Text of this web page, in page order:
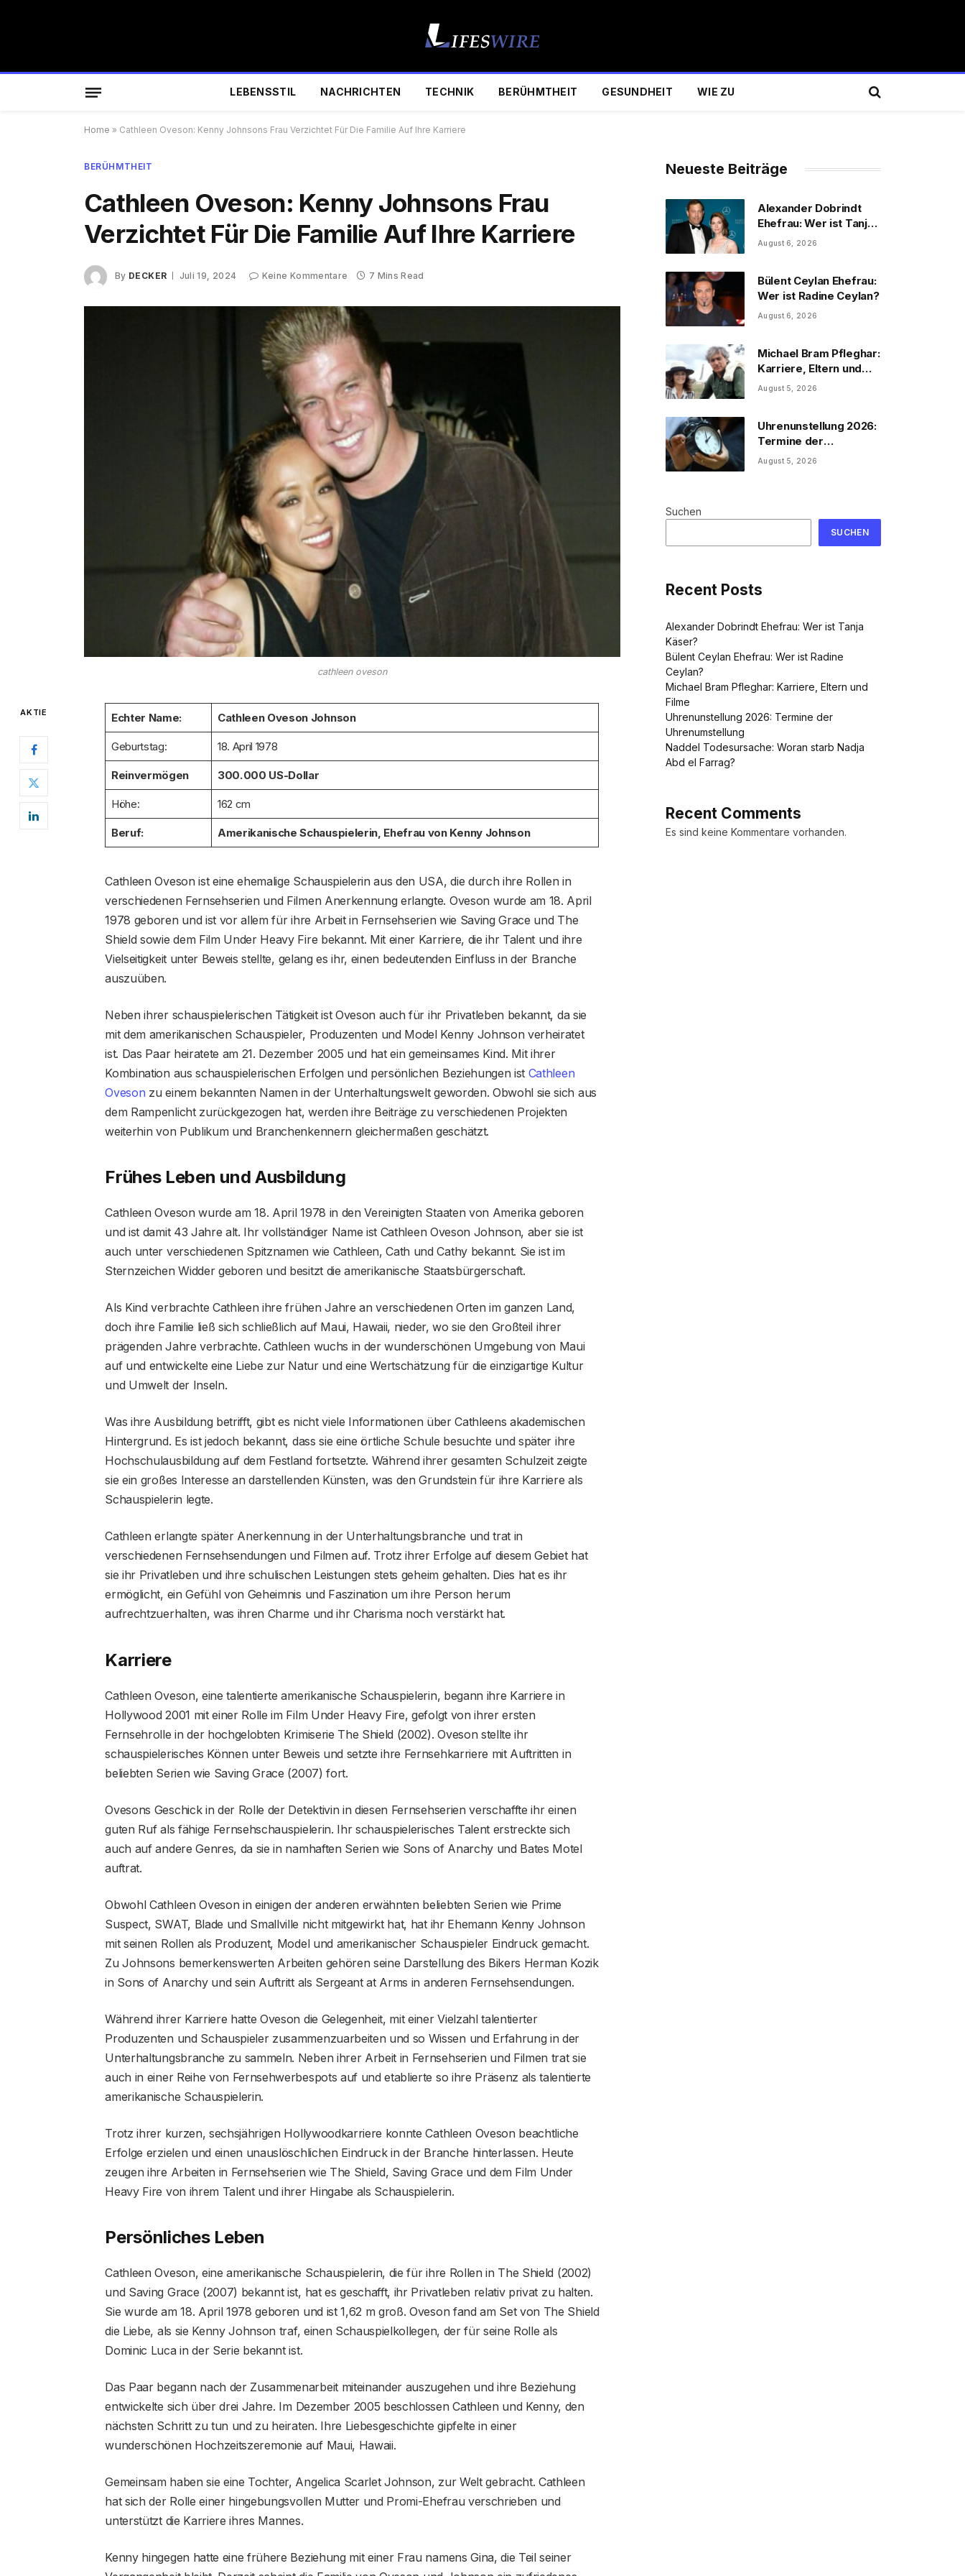
LEBENSSTIL NACHRICHTEN TECHNIK BERÜHMTHEIT GESUNDHEIT WIE ZU
Home » Cathleen Oveson: Kenny Johnsons Frau Verzichtet Für Die Familie Auf Ihre Karriere
BERÜHMTHEIT
Cathleen Oveson: Kenny Johnsons Frau
Verzichtet Für Die Familie Auf Ihre Karriere
By DECKER Juli 19, 2024 Keine Kommentare 7 Mins Read
cathleen oveson
AKTIE Echter Name: Cathleen Oveson Johnson
Geburtstag: 18. April 1978
Reinvermögen 300.000 US-Dollar
Höhe: 162 cm
Beruf: Amerikanische Schauspielerin, Ehefrau von Kenny Johnson
Cathleen Oveson ist eine ehemalige Schauspielerin aus den USA, die durch ihre Rollen in
verschiedenen Fernsehserien und Filmen Anerkennung erlangte. Oveson wurde am 18. April
1978 geboren und ist vor allem für ihre Arbeit in Fernsehserien wie Saving Grace und The
Shield sowie dem Film Under Heavy Fire bekannt. Mit einer Karriere, die ihr Talent und ihre
Vielseitigkeit unter Beweis stellte, gelang es ihr, einen bedeutenden Einfluss in der Branche
auszuüben.
Neben ihrer schauspielerischen Tätigkeit ist Oveson auch für ihr Privatleben bekannt, da sie
mit dem amerikanischen Schauspieler, Produzenten und Model Kenny Johnson verheiratet
ist. Das Paar heiratete am 21. Dezember 2005 und hat ein gemeinsames Kind. Mit ihrer
Kombination aus schauspielerischen Erfolgen und persönlichen Beziehungen ist Cathleen
Oveson zu einem bekannten Namen in der Unterhaltungswelt geworden. Obwohl sie sich aus
dem Rampenlicht zurückgezogen hat, werden ihre Beiträge zu verschiedenen Projekten
weiterhin von Publikum und Branchenkennern gleichermaßen geschätzt.
Frühes Leben und Ausbildung
Cathleen Oveson wurde am 18. April 1978 in den Vereinigten Staaten von Amerika geboren
und ist damit 43 Jahre alt. Ihr vollständiger Name ist Cathleen Oveson Johnson, aber sie ist
auch unter verschiedenen Spitznamen wie Cathleen, Cath und Cathy bekannt. Sie ist im
Sternzeichen Widder geboren und besitzt die amerikanische Staatsbürgerschaft.
Als Kind verbrachte Cathleen ihre frühen Jahre an verschiedenen Orten im ganzen Land,
doch ihre Familie ließ sich schließlich auf Maui, Hawaii, nieder, wo sie den Großteil ihrer
prägenden Jahre verbrachte. Cathleen wuchs in der wunderschönen Umgebung von Maui
auf und entwickelte eine Liebe zur Natur und eine Wertschätzung für die einzigartige Kultur
und Umwelt der Inseln.
Was ihre Ausbildung betrifft, gibt es nicht viele Informationen über Cathleens akademischen
Hintergrund. Es ist jedoch bekannt, dass sie eine örtliche Schule besuchte und später ihre
Hochschulausbildung auf dem Festland fortsetzte. Während ihrer gesamten Schulzeit zeigte
sie ein großes Interesse an darstellenden Künsten, was den Grundstein für ihre Karriere als
Schauspielerin legte.
Cathleen erlangte später Anerkennung in der Unterhaltungsbranche und trat in
verschiedenen Fernsehsendungen und Filmen auf. Trotz ihrer Erfolge auf diesem Gebiet hat
sie ihr Privatleben und ihre schulischen Leistungen stets geheim gehalten. Dies hat es ihr
ermöglicht, ein Gefühl von Geheimnis und Faszination um ihre Person herum
aufrechtzuerhalten, was ihren Charme und ihr Charisma noch verstärkt hat.
Karriere
Cathleen Oveson, eine talentierte amerikanische Schauspielerin, begann ihre Karriere in
Hollywood 2001 mit einer Rolle im Film Under Heavy Fire, gefolgt von ihrer ersten
Fernsehrolle in der hochgelobten Krimiserie The Shield (2002). Oveson stellte ihr
schauspielerisches Können unter Beweis und setzte ihre Fernsehkarriere mit Auftritten in
beliebten Serien wie Saving Grace (2007) fort.
Ovesons Geschick in der Rolle der Detektivin in diesen Fernsehserien verschaffte ihr einen
guten Ruf als fähige Fernsehschauspielerin. Ihr schauspielerisches Talent erstreckte sich
auch auf andere Genres, da sie in namhaften Serien wie Sons of Anarchy und Bates Motel
auftrat.
Obwohl Cathleen Oveson in einigen der anderen erwähnten beliebten Serien wie Prime
Suspect, SWAT, Blade und Smallville nicht mitgewirkt hat, hat ihr Ehemann Kenny Johnson
mit seinen Rollen als Produzent, Model und amerikanischer Schauspieler Eindruck gemacht.
Zu Johnsons bemerkenswerten Arbeiten gehören seine Darstellung des Bikers Herman Kozik
in Sons of Anarchy und sein Auftritt als Sergeant at Arms in anderen Fernsehsendungen.
Während ihrer Karriere hatte Oveson die Gelegenheit, mit einer Vielzahl talentierter
Produzenten und Schauspieler zusammenzuarbeiten und so Wissen und Erfahrung in der
Unterhaltungsbranche zu sammeln. Neben ihrer Arbeit in Fernsehserien und Filmen trat sie
auch in einer Reihe von Fernsehwerbespots auf und etablierte so ihre Präsenz als talentierte
amerikanische Schauspielerin.
Trotz ihrer kurzen, sechsjährigen Hollywoodkarriere konnte Cathleen Oveson beachtliche
Erfolge erzielen und einen unauslöschlichen Eindruck in der Branche hinterlassen. Heute
zeugen ihre Arbeiten in Fernsehserien wie The Shield, Saving Grace und dem Film Under
Heavy Fire von ihrem Talent und ihrer Hingabe als Schauspielerin.
Persönliches Leben
Cathleen Oveson, eine amerikanische Schauspielerin, die für ihre Rollen in The Shield (2002)
und Saving Grace (2007) bekannt ist, hat es geschafft, ihr Privatleben relativ privat zu halten.
Sie wurde am 18. April 1978 geboren und ist 1,62 m groß. Oveson fand am Set von The Shield
die Liebe, als sie Kenny Johnson traf, einen Schauspielkollegen, der für seine Rolle als
Dominic Luca in der Serie bekannt ist.
Das Paar begann nach der Zusammenarbeit miteinander auszugehen und ihre Beziehung
entwickelte sich über drei Jahre. Im Dezember 2005 beschlossen Cathleen und Kenny, den
nächsten Schritt zu tun und zu heiraten. Ihre Liebesgeschichte gipfelte in einer
wunderschönen Hochzeitszeremonie auf Maui, Hawaii.
Gemeinsam haben sie eine Tochter, Angelica Scarlet Johnson, zur Welt gebracht. Cathleen
hat sich der Rolle einer hingebungsvollen Mutter und Promi-Ehefrau verschrieben und
unterstützt die Karriere ihres Mannes.
Kenny hingegen hatte eine frühere Beziehung mit einer Frau namens Gina, die Teil seiner
Neueste Beiträge
Alexander Dobrindt
Ehefrau: Wer ist Tanja
Käser?
August 6, 2026
Bülent Ceylan Ehefrau:
Wer ist Radine Ceylan?
August 6, 2026
Michael Bram Pfleghar:
Karriere, Eltern und
Filme
August 5, 2026
Uhrenunstellung 2026:
Termine der
Uhrenumstellung
August 5, 2026
Suchen
SUCHEN
Recent Posts
Alexander Dobrindt Ehefrau: Wer ist Tanja
Käser?
Bülent Ceylan Ehefrau: Wer ist Radine
Ceylan?
Michael Bram Pfleghar: Karriere, Eltern und
Filme
Uhrenunstellung 2026: Termine der
Uhrenumstellung
Naddel Todesursache: Woran starb Nadja
Abd el Farrag?
Recent Comments
Es sind keine Kommentare vorhanden.